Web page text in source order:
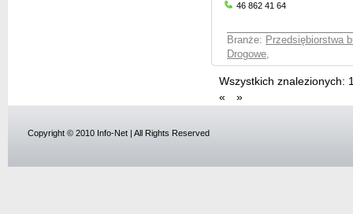
46 862 41 64
Branże: Przedsiębiorstwa
Drogowe,
Wszystkich znalezionych:
«
»
Copyright © 2010 Info-Net | All Rights Reserved